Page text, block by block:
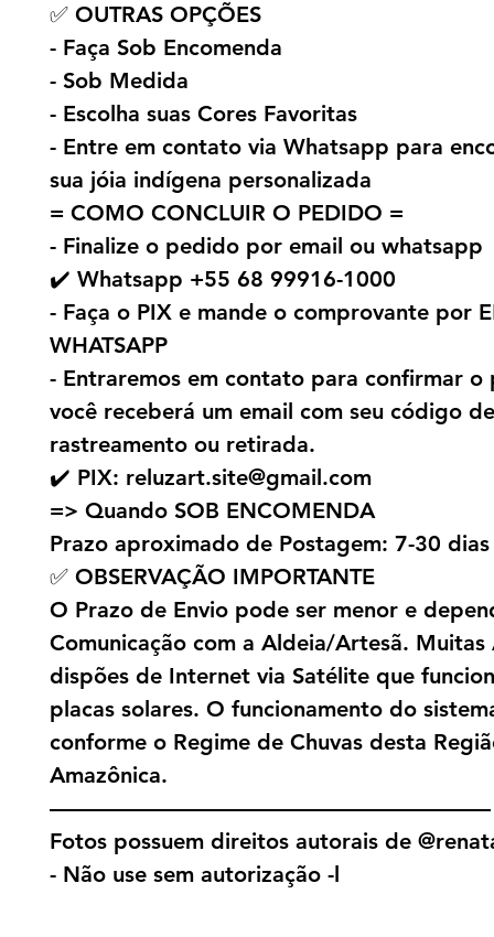
✅ OUTRAS OPÇÕES
- Faça Sob Encomenda
- Sob Medida
- Escolha suas Cores Favoritas
- Entre em contato via Whatsapp para
sua jóia indígena personalizada
= COMO CONCLUIR O PEDIDO =
- Finalize o pedido por email ou whatsapp
✔️ Whatsapp +55 68 99916-1000
- Faça o PIX e mande o comprovante por
WHATSAPP
- Entraremos em contato para confirmar o
você receberá um email com seu código de
rastreamento ou retirada.
✔️ PIX: reluzart.site@gmail.com
=> Quando SOB ENCOMENDA
Prazo aproximado de Postagem: 7-30 dias
✅ OBSERVAÇÃO IMPORTANTE
O Prazo de Envio pode ser menor e
Comunicação com a Aldeia/Artesã. Muitas
dispões de Internet via Satélite que
placas solares. O funcionamento do
conforme o Regime de Chuvas desta
Amazônica.
————————————————————
Fotos possuem direitos autorais de
- Não use sem autorização -l